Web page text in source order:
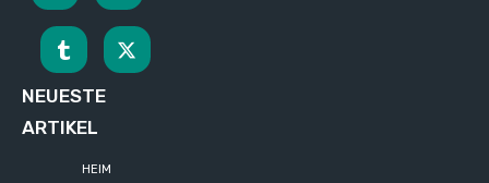
NEUESTE
ARTIKEL
HEIM